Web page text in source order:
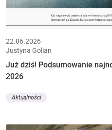
22.06.2026
Justyna Golian
Już dziś! Podsumowanie
2026
Aktualności